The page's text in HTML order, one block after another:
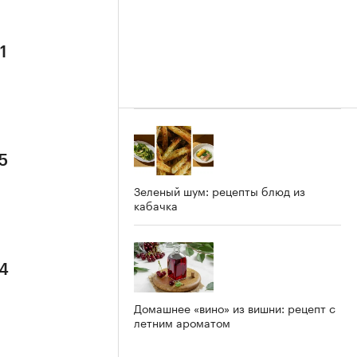
Зеленый шум: рецепты блюд из
кабачка
Домашнее «вино» из вишни: рецепт с
летним ароматом